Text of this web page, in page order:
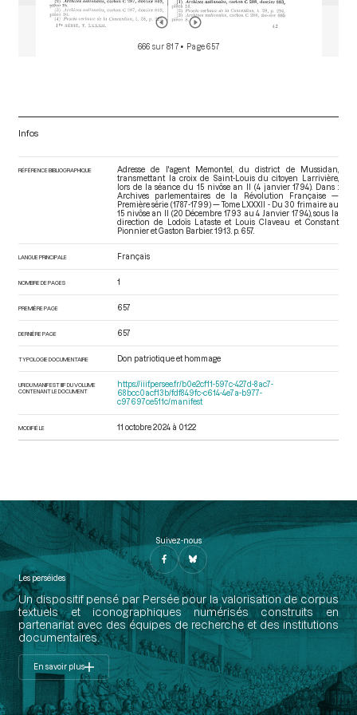
666 sur 817 • Page 657
Infos
RÉFÉRENCE BIBLIOGRAPHIQUE
Adresse de l'agent Memontel, du district de Mussidan,
transmettant la croix de Saint-Louis du citoyen Larrivière,
lors de la séance du 15 nivôse an II (4 janvier 1794). Dans :
Archives parlementaires de la Révolution Française —
Première série (1787-1799) — Tome LXXXII - Du 30 frimaire au
15 nivôse an II (20 Décembre 1793 au 4 Janvier 1794), sous la
direction de Lodoïs Lataste et Louis Claveau et Constant
Pionnier et Gaston Barbier. 1913. p. 657.
LANGUE PRINCIPALE Français
NOMBRE DE PAGES 1
PREMIÈRE PAGE 657
DERNIÈRE PAGE 657
TYPOLOGIE DOCUMENTAIRE Don patriotique et hommage
URI DU MANIFEST IIIF DU VOLUME
CONTENANT LE DOCUMENT
https://iiif.persee.fr/b0e2cf11-597c-427d-8ac7-
68bcc0acf13b/fdf849fc-c614-4e7a-b977-
c97697ce511c/manifest
MODIFIÉ LE 11 octobre 2024 à 01:22
Suivez-nous
Les perséides
Un dispositif pensé par Persée pour la valorisation de corpus
textuels et iconographiques numérisés construits en
partenariat avec des équipes de recherche et des institutions
documentaires.
En savoir plus